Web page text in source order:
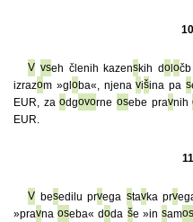
V vseh členih kazenskih dolo
izrazom »globa«, njenavišina pa s
EUR, zaodgovorne osebe pravnih
EUR.
V besedilu prvega stavka prv
»pravnaoseba« doda še »insamo